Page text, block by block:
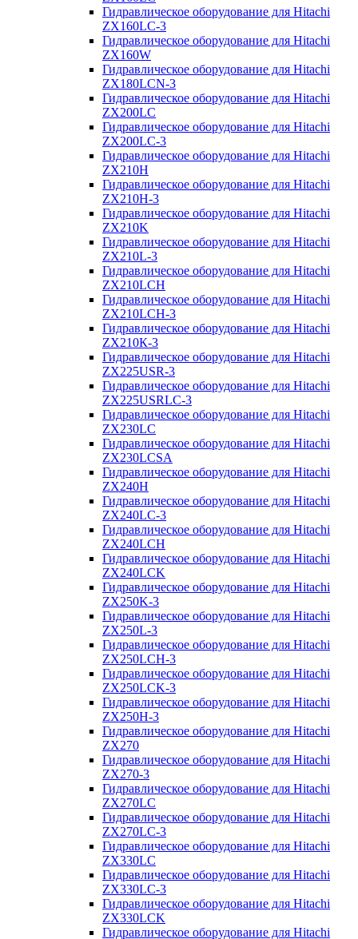
Гидравлическое оборудование для Hitachi
ZX160LC-3
Гидравлическое оборудование для Hitachi
ZX160W
Гидравлическое оборудование для Hitachi
ZX180LCN-3
Гидравлическое оборудование для Hitachi
ZX200LC
Гидравлическое оборудование для Hitachi
ZX200LC-3
Гидравлическое оборудование для Hitachi
ZX210H
Гидравлическое оборудование для Hitachi
ZX210H-3
Гидравлическое оборудование для Hitachi
ZX210K
Гидравлическое оборудование для Hitachi
ZX210L-3
Гидравлическое оборудование для Hitachi
ZX210LCH
Гидравлическое оборудование для Hitachi
ZX210LCH-3
Гидравлическое оборудование для Hitachi
ZX210К-3
Гидравлическое оборудование для Hitachi
ZX225USR-3
Гидравлическое оборудование для Hitachi
ZX225USRLC-3
Гидравлическое оборудование для Hitachi
ZX230LC
Гидравлическое оборудование для Hitachi
ZX230LCSA
Гидравлическое оборудование для Hitachi
ZX240H
Гидравлическое оборудование для Hitachi
ZX240LC-3
Гидравлическое оборудование для Hitachi
ZX240LCH
Гидравлическое оборудование для Hitachi
ZX240LCK
Гидравлическое оборудование для Hitachi
ZX250K-3
Гидравлическое оборудование для Hitachi
ZX250L-3
Гидравлическое оборудование для Hitachi
ZX250LCH-3
Гидравлическое оборудование для Hitachi
ZX250LCK-3
Гидравлическое оборудование для Hitachi
ZX250Н-3
Гидравлическое оборудование для Hitachi
ZX270
Гидравлическое оборудование для Hitachi
ZX270-3
Гидравлическое оборудование для Hitachi
ZX270LC
Гидравлическое оборудование для Hitachi
ZX270LC-3
Гидравлическое оборудование для Hitachi
ZX330LC
Гидравлическое оборудование для Hitachi
ZX330LC-3
Гидравлическое оборудование для Hitachi
ZX330LCK
Гидравлическое оборудование для Hitachi